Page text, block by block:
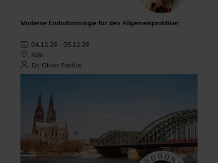
Moderne Endodontologie für den Allgemeinpraktiker
04.12.26 - 05.12.26
Köln
Dr. Oliver Pontius